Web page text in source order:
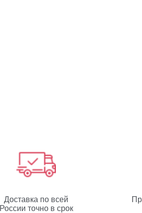
Доставка по всей
России точно в срок